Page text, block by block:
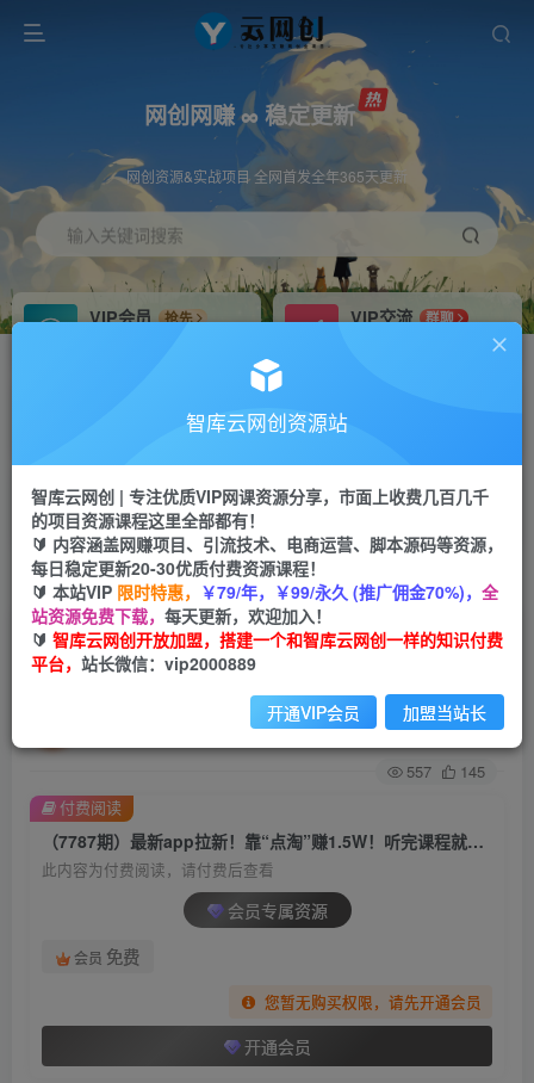
网创网赚 ∞ 稳定更新
网创资源&实战项目 全网首发全年365天更新
输入关键词搜索
VIP会员
抢先
VIP交流
群聊
研究探讨更多创业项目路子。
会员专属推广链接
网赚网创 项目
365天稳定跟新
APP下载
GO
首页 创业课程 会员专属 正文
（7787期）最新app拉新！靠“点淘”赚1.5W！听
完课程就能操作！学不会来打我！
关注 私信
557 145
（7787期）最新app拉新！靠“点淘”赚1.5W！听完课程就能操作！学不会来打我！
此内容为付费阅读，请付费后查看
会员专属资源
会员 免费
您暂无购买权限，请先开通会员
开通会员
付费阅读
智库云网创资源站
智库云网创 | 专注优质VIP网课资源分享，市面上收费几百几千
的项目资源课程这里全部都有！
🔰 内容涵盖网赚项目、引流技术、电商运营、脚本源码等资源，
每日稳定更新20-30优质付费资源课程！
🔰 本站VIP 限时特惠， ￥79/年，￥99/永久 (推广佣金70%)， 全
站资源免费下载， 每天更新，欢迎加入！
🔰 智库云网创开放加盟，搭建一个和智库云网创一样的知识付费
平台， 站长微信：vip2000889
开通VIP会员 加盟当站长